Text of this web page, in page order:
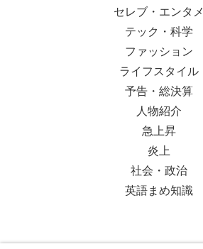
セレブ・エンタメ
テック・科学
ファッション
ライフスタイル
予告・総決算
人物紹介
急上昇
炎上
社会・政治
英語まめ知識